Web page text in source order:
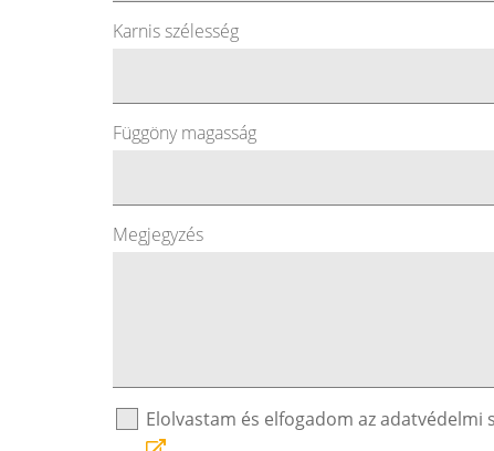
Karnis szélesség
Függöny magasság
Megjegyzés
Elolvastam és elfogadom az adatvédelmi